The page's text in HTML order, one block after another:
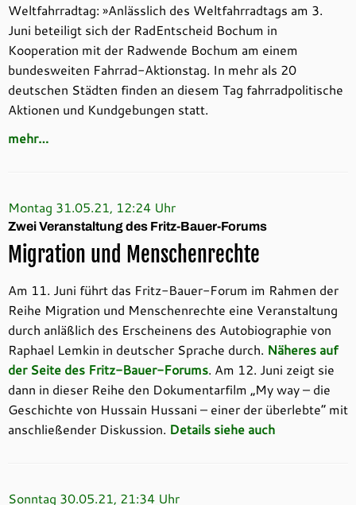
Weltfahrradtag: »Anlässlich des Weltfahrradtags am 3.
Juni beteiligt sich der RadEntscheid Bochum in
Kooperation mit der Radwende Bochum am einem
bundesweiten Fahrrad-Aktionstag. In mehr als 20
deutschen Städten finden an diesem Tag fahrradpolitische
Aktionen und Kundgebungen statt.
mehr…
Montag 31.05.21, 12:24 Uhr
Zwei Veranstaltung des Fritz-Bauer-Forums
Migration und Menschenrechte
Am 11. Juni führt das Fritz-Bauer-Forum im Rahmen der
Reihe Migration und Menschenrechte eine Veranstaltung
durch anläßlich des Erscheinens des Autobiographie von
Raphael Lemkin in deutscher Sprache durch. Näheres auf
der Seite des Fritz-Bauer-Forums. Am 12. Juni zeigt sie
dann in dieser Reihe den Dokumentarfilm „My way – die
Geschichte von Hussain Hussani – einer der überlebte“ mit
anschließender Diskussion. Details siehe auch
Sonntag 30.05.21, 21:34 Uhr